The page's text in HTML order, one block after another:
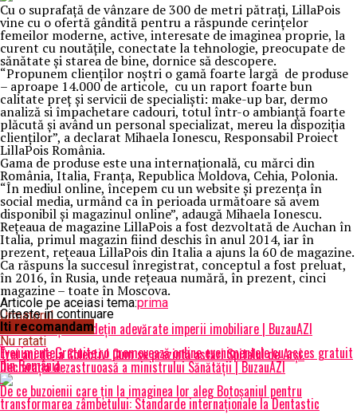
Cu o suprafaţă de vânzare de 300 de metri pătraţi, LillaPois
vine cu o ofertă gândită pentru a răspunde cerinţelor
femeilor moderne, active, interesate de imaginea proprie, la
curent cu noutăţile, conectate la tehnologie, preocupate de
sănătate şi starea de bine, dornice să descopere.
“Propunem clienţilor noştri o gamă foarte largă de produse
– aproape 14.000 de articole, cu un raport foarte bun
calitate preţ şi servicii de specialişti: make-up bar, dermo
analiză si împachetare cadouri, totul într-o ambianţă foarte
plăcută şi având un personal specializat, mereu la dispoziţia
clienţilor”, a declarat Mihaela Ionescu, Responsabil Proiect
LillaPois România.
Gama de produse este una internaţională, cu mărci din
România, Italia, Franţa, Republica Moldova, Cehia, Polonia.
“În mediul online, începem cu un website şi prezenţa în
social media, urmând ca în perioada următoare să avem
disponibil şi magazinul online”, adaugă Mihaela Ionescu.
Reţeaua de magazine LillaPois a fost dezvoltată de Auchan în
Italia, primul magazin fiind deschis în anul 2014, iar în
prezent, reţeaua LillaPois din Italia a ajuns la 60 de magazine.
Ca răspuns la succesul înregistrat, conceptul a fost preluat,
în 2016, în Rusia, unde reţeaua numără, în prezent, cinci
magazine – toate în Moscova.
Articole pe aceiasi tema:prima
Urmatorul
11 celebrități care dețin adevărate imperii imobiliare | BuzauAZI
Nu ratati
Trei ani de la Colectiv! Cum se prezintă astăzi Spitalul de Arși.
Declarația dezastruoasă a ministrului Sănătății | BuzauAZI
Citeste in continuare
Iti recomandam
EvenimenteGratuite.ro promovează online evenimentele cu acces gratuit
din România
De ce buzoienii care țin la imaginea lor aleg Botoșaniul pentru
transformarea zâmbetului: Standarde internaționale la Dentastic